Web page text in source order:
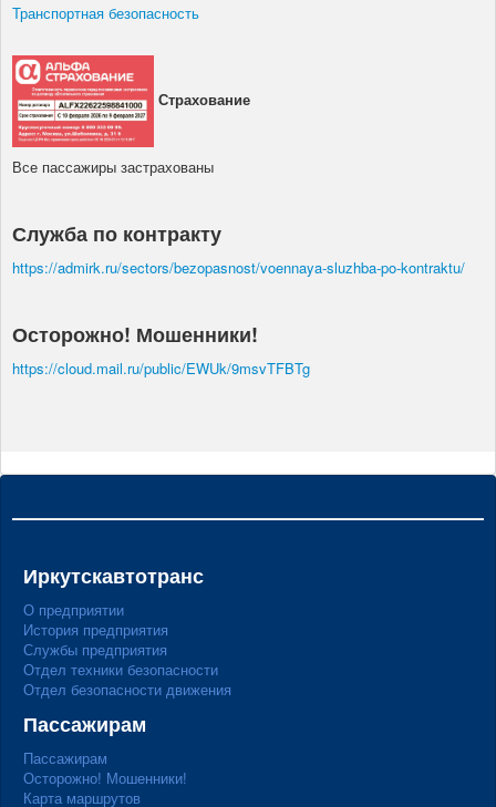
Транспортная безопасность
Страхование
Все пассажиры застрахованы
Служба по контракту
https://admirk.ru/sectors/bezopasnost/voennaya-sluzhba-po-kontraktu/
Осторожно! Мошенники!
https://cloud.mail.ru/public/EWUk/9msvTFBTg
Иркутскавтотранс
О предприятии
История предприятия
Службы предприятия
Отдел техники безопасности
Отдел безопасности движения
Пассажирам
Пассажирам
Осторожно! Мошенники!
Карта маршрутов